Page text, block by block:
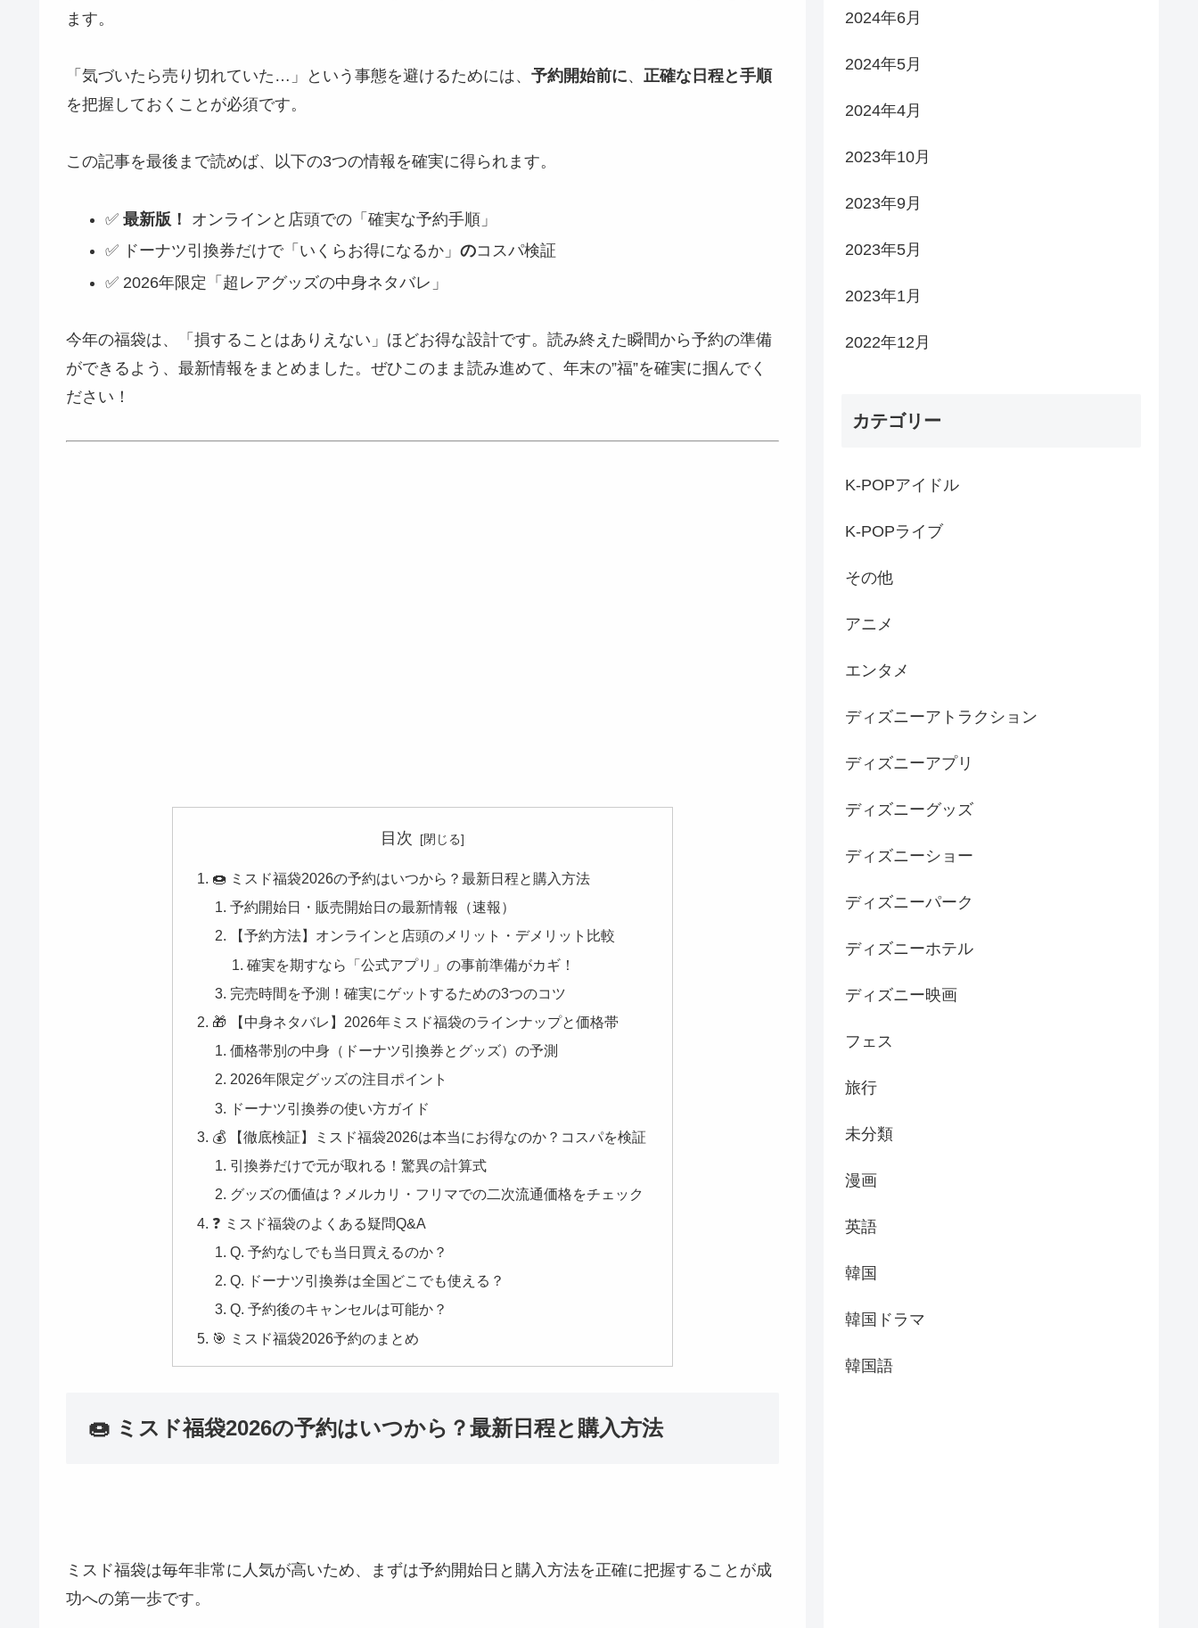
ます。
「気づいたら売り切れていた…」という事態を避けるためには、 予約開始前に、 正確な日程と手順
を把握しておくことが必須です。
この記事を最後まで読めば、以下の3つの情報を確実に得られます。
✅ 最新版！
オンラインと店頭での「確実な予約手順」
✅ ドーナツ引換券だけで「いくらお得になるか」 のコスパ検証
✅ 2026年限定「超レアグッズの中身ネタバレ」
今年の福袋は、「損することはありえない」ほどお得な設計です。読み終えた瞬間から予約の準備
ができるよう、最新情報をまとめました。ぜひこのまま読み進めて、年末の”福”を確実に掴んでく
ださい！
目次
🍩 ミスド福袋2026の予約はいつから？最新日程と購入方法
予約開始日・販売開始日の最新情報（速報）
【予約方法】オンラインと店頭のメリット・デメリット比較
確実を期すなら「公式アプリ」の事前準備がカギ！
完売時間を予測！確実にゲットするための3つのコツ
🎁 【中身ネタバレ】2026年ミスド福袋のラインナップと価格帯
価格帯別の中身（ドーナツ引換券とグッズ）の予測
2026年限定グッズの注目ポイント
ドーナツ引換券の使い方ガイド
💰 【徹底検証】ミスド福袋2026は本当にお得なのか？コスパを検証
引換券だけで元が取れる！驚異の計算式
グッズの価値は？メルカリ・フリマでの二次流通価格をチェック
❓ ミスド福袋のよくある疑問Q&A
Q. 予約なしでも当日買えるのか？
Q. ドーナツ引換券は全国どこでも使える？
Q. 予約後のキャンセルは可能か？
🎯 ミスド福袋2026予約のまとめ
🍩 ミスド福袋2026の予約はいつから？最新日程と購入方法
ミスド福袋は毎年非常に人気が高いため、まずは予約開始日と購入方法を正確に把握することが成
功への第一歩です。
2024年6月
2024年5月
2024年4月
2023年10月
2023年9月
2023年5月
2023年1月
2022年12月
カテゴリー
K-POPアイドル
K-POPライブ
その他
アニメ
エンタメ
ディズニーアトラクション
ディズニーアプリ
ディズニーグッズ
ディズニーショー
ディズニーパーク
ディズニーホテル
ディズニー映画
フェス
旅行
未分類
漫画
英語
韓国
韓国ドラマ
韓国語